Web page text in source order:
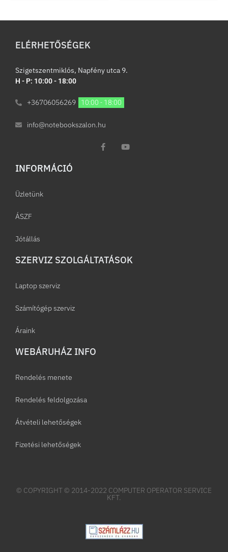
ELÉRHETŐSÉGEK
Szigetszentmiklós, Napfény utca 9.
H - P: 10:00 - 18:00
+36706056269 10:00 - 18:00
info@notebookszalon.hu
INFORMÁCIÓ​
Üzletünk
ÁSZF
Jótállás
SZERVIZ SZOLGÁLTATÁSOK
Laptop szerviz
Számítógép szerviz
Áraink
WEBÁRUHÁZ INFO
Rendelés menete
Rendelés feldolgozása
Átvételi lehetőségek
Fizetési lehetőségek
© COPYRIGHT © 2014-2022 COMPUTER OPERATOR SERVICE
KFT.